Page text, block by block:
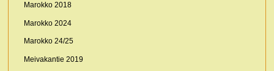
Marokko 2018
Marokko 2024
Marokko 24/25
Meivakantie 2019